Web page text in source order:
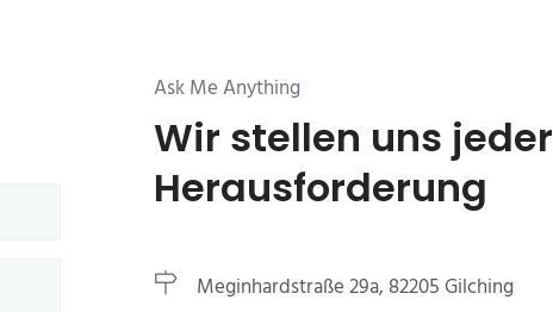
Ask Me Anything
Wir stellen uns jeder
Herausforderung
Meginhardstraße 29a, 82205 Gilching